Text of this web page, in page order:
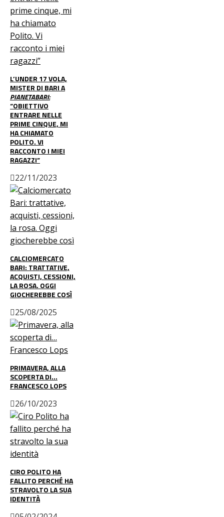
L’UNDER 17 VOLA,
MISTER DI BARI A
PIANETABARI:
“OBIETTIVO
ENTRARE NELLE
PRIME CINQUE, MI
HA CHIAMATO
POLITO. VI
RACCONTO I MIEI
RAGAZZI”
22/11/2023
CALCIOMERCATO
BARI: TRATTATIVE,
ACQUISTI, CESSIONI,
LA ROSA. OGGI
GIOCHEREBBE COSÌ
25/08/2025
PRIMAVERA, ALLA
SCOPERTA DI…
FRANCESCO LOPS
26/10/2023
CIRO POLITO HA
FALLITO PERCHÉ HA
STRAVOLTO LA SUA
IDENTITÀ